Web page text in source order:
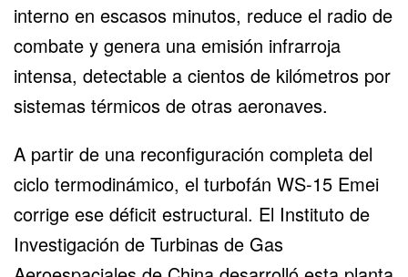
interno en escasos minutos, reduce el radio de
combate y genera una emisión infrarroja
intensa, detectable a cientos de kilómetros por
sistemas térmicos de otras aeronaves.
A partir de una reconfiguración completa del
ciclo termodinámico, el turbofán WS-15 Emei
corrige ese déficit estructural. El Instituto de
Investigación de Turbinas de Gas